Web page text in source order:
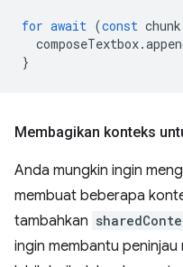
for await (const chunk
composeTextbox.
}
Membagikan konteks
Anda mungkin ingin
membuat beberapa
tambahkan
ingin membantu